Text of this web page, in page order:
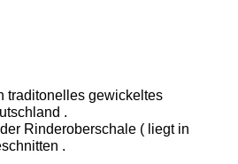
traditonelles gewickeltes
.
Rinderoberschale ( liegt in
.